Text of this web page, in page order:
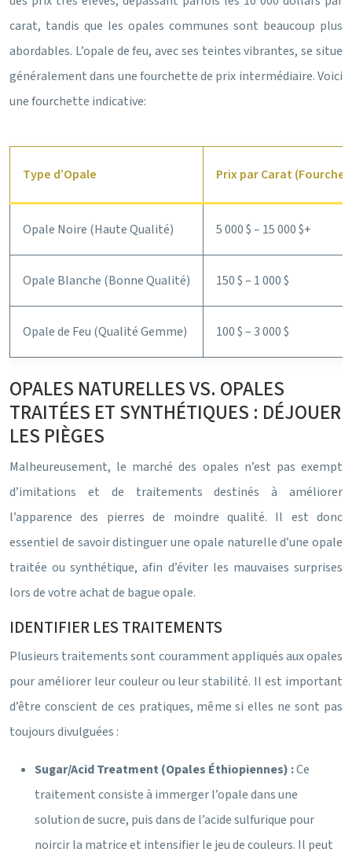
carat, tandis que les opales communes sont beaucoup plus
abordables. L’opale de feu, avec ses teintes vibrantes, se situe
généralement dans une fourchette de prix intermédiaire. Voici
une fourchette indicative:
Type d’Opale Prix par Carat
Opale Noire (Haute Qualité) 5 000 $ – 15 000 $+
Opale Blanche (Bonne Qualité) 150 $ – 1 000 $
Opale de Feu (Qualité Gemme) 100 $ – 3 000 $
OPALES NATURELLES VS. OPALES
TRAITÉES ET SYNTHÉTIQUES : DÉJOUER
LES PIÈGES
Malheureusement, le marché des opales n’est pas exempt
d’imitations et de traitements destinés à améliorer
l’apparence des pierres de moindre qualité. Il est donc
essentiel de savoir distinguer une opale naturelle d’une opale
traitée ou synthétique, afin d’éviter les mauvaises surprises
lors de votre achat de bague opale.
IDENTIFIER LES TRAITEMENTS
Plusieurs traitements sont couramment appliqués aux opales
pour améliorer leur couleur ou leur stabilité. Il est important
d’être conscient de ces pratiques, même si elles ne sont pas
toujours divulguées :
Sugar/Acid Treatment (Opales Éthiopiennes) :Ce
traitement consiste à immerger l’opale dans une
solution de sucre, puis dans de l’acide sulfurique pour
noircir la matrice et intensifier le jeu de couleurs. Il peut